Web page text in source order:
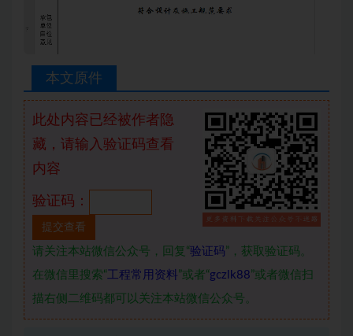
本文原件
此处内容已经被作者隐
藏，请输入验证码查看
内容
验证码：
请关注本站微信公众号，回复“验证码”，获取验证码。
在微信里搜索“工程常用资料”或者“gczlk88”或者微信扫
描右侧二维码都可以关注本站微信公众号。